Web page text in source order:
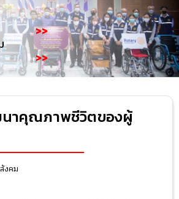
>>
>>
าคุณภาพชีวิตของผู้
งคม